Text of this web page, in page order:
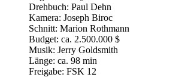
Drehbuch: Paul Dehn
Kamera: Joseph Biroc
Schnitt: Marion Rothmann
Budget: ca. 2.500.000 $
Musik: Jerry Goldsmith
Länge: ca. 98 min
Freigabe: FSK 12